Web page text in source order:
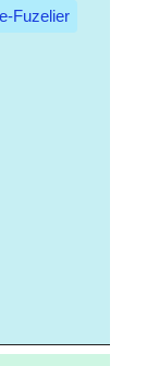
Fuzelier